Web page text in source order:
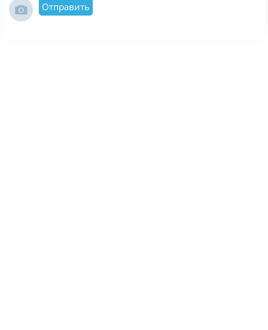
Отправить